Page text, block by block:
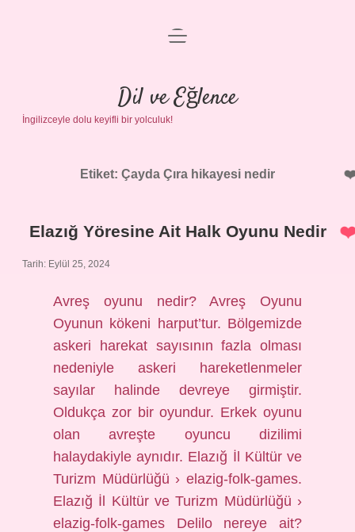
Anasayfa
Gizlilik Politikası
Yasal Uyarı
menüyü
Dil ve Eğlence
İngilizceyle dolu keyifli bir yolculuk!
Etiket: Çayda Çıra hikayesi nedir
Elazığ Yöresine Ait Halk Oyunu Nedir
Tarih: Eylül 25, 2024
Avreş oyunu nedir? Avreş Oyunu
Oyunun kökeni harput’tur. Bölgemizde
askeri harekat sayısının fazla olması
nedeniyle askeri hareketlenmeler
sayılar halinde devreye girmiştir.
Oldukça zor bir oyundur. Erkek oyunu
olan avreşte oyuncu dizilimi
halaydakiyle aynıdır. Elazığ İl Kültür ve
Turizm Müdürlüğü › elazig-folk-games.
Elazığ İl Kültür ve Turizm Müdürlüğü ›
elazig-folk-games Delilo nereye ait?